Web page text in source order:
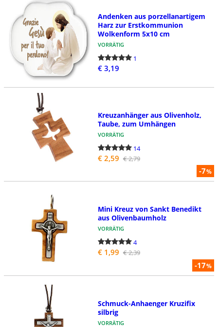
Andenken aus porzellanartigem
Harz zur Erstkommunion
Wolkenform 5x10 cm
VORRÄTIG
1
€ 3,19
-7%
Kreuzanhänger aus Olivenholz,
Taube, zum Umhängen
VORRÄTIG
14
€ 2,59 € 2,79
-17%
Mini Kreuz von Sankt Benedikt
aus Olivenbaumholz
VORRÄTIG
4
€ 1,99 € 2,39
Schmuck-Anhaenger Kruzifix
silbrig
VORRÄTIG